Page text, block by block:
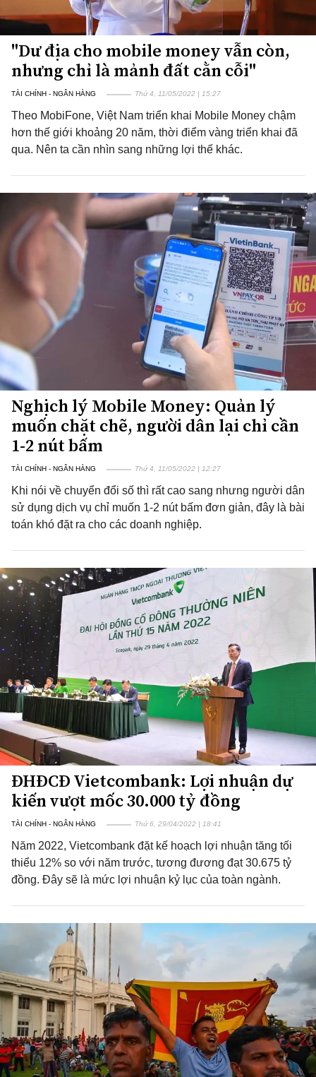
"Dư địa cho mobile money vẫn còn,
nhưng chỉ là mảnh đất cằn cỗi"
TÀI CHÍNH - NGÂN HÀNG Thứ 4, 11/05/2022 | 15:27
Theo MobiFone, Việt Nam triển khai Mobile Money chậm
hơn thế giới khoảng 20 năm, thời điểm vàng triển khai đã
qua. Nên ta cần nhìn sang những lợi thế khác.
Nghịch lý Mobile Money: Quản lý
muốn chặt chẽ, người dân lại chỉ cần
1-2 nút bấm
TÀI CHÍNH - NGÂN HÀNG Thứ 4, 11/05/2022 | 12:27
Khi nói về chuyển đổi số thì rất cao sang nhưng người dân
sử dụng dịch vụ chỉ muốn 1-2 nút bấm đơn giản, đây là bài
toán khó đặt ra cho các doanh nghiệp.
ĐHĐCĐ Vietcombank: Lợi nhuận dự
kiến vượt mốc 30.000 tỷ đồng
TÀI CHÍNH - NGÂN HÀNG Thứ 6, 29/04/2022 | 18:41
Năm 2022, Vietcombank đặt kế hoạch lợi nhuận tăng tối
thiểu 12% so với năm trước, tương đương đạt 30.675 tỷ
đồng. Đây sẽ là mức lợi nhuận kỷ lục của toàn ngành.